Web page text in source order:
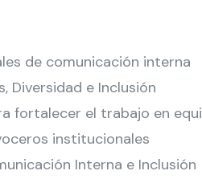
de comunicación interna
Diversidad e Inclusión
fortalecer el trabajo en
institucionales
Interna e Inclusión